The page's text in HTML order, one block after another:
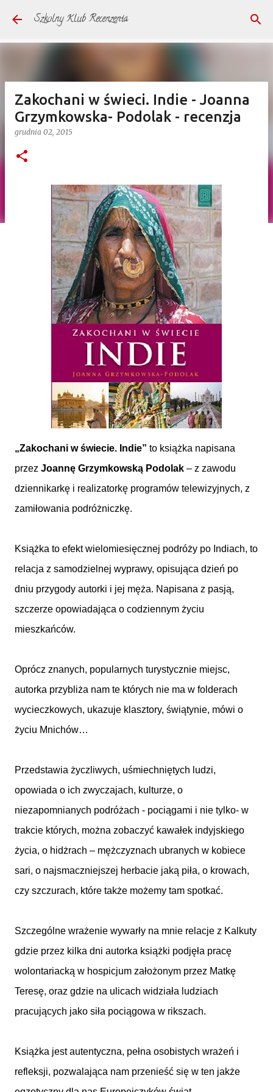
Przejdź do głównej zawartości
Szkolny Klub Recenzenta
Zakochani w świeci. Indie - Joanna
Grzymkowska- Podolak - recenzja
grudnia 02, 2015
„Zakochani w świecie. Indie” to książka napisana
przez Joannę Grzymkowską Podolak – z zawodu
dziennikarkę i realizatorkę programów telewizyjnych, z
zamiłowania podróżniczkę.
Książka to efekt wielomiesięcznej podróży po Indiach, to
relacja z samodzielnej wyprawy, opisująca dzień po
dniu przygody autorki i jej męża. Napisana z pasją,
szczerze opowiadająca o codziennym życiu
mieszkańców.
Oprócz znanych, popularnych turystycznie miejsc,
autorka przybliża nam te których nie ma w folderach
wycieczkowych, ukazuje klasztory, świątynie, mówi o
życiu Mnichów…
Przedstawia życzliwych, uśmiechniętych ludzi,
opowiada o ich zwyczajach, kulturze, o
niezapomnianych podróżach - pociągami i nie tylko- w
trakcie których, można zobaczyć kawałek indyjskiego
życia, o hidżrach – mężczyznach ubranych w kobiece
sari, o najsmaczniejszej herbacie jaką piła, o krowach,
czy szczurach, które także możemy tam spotkać.
Szczególne wrażenie wywarły na mnie relacje z Kalkuty
gdzie przez kilka dni autorka książki podjęła pracę
wolontariacką w hospicjum założonym przez Matkę
Teresę, oraz gdzie na ulicach widziała ludziach
pracujących jako siła pociągowa w rikszach.
Książka jest autentyczna, pełna osobistych wrażeń i
refleksji, pozwalająca nam przenieść się w ten jakże